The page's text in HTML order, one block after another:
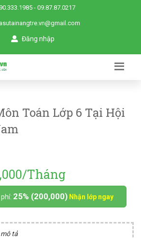
- 09.87.87.0217
Đăng nhập
Toán Lớp 6 Tại Hội
Tháng
phí: 25% (200,000) Nhận lớp ngay
tả